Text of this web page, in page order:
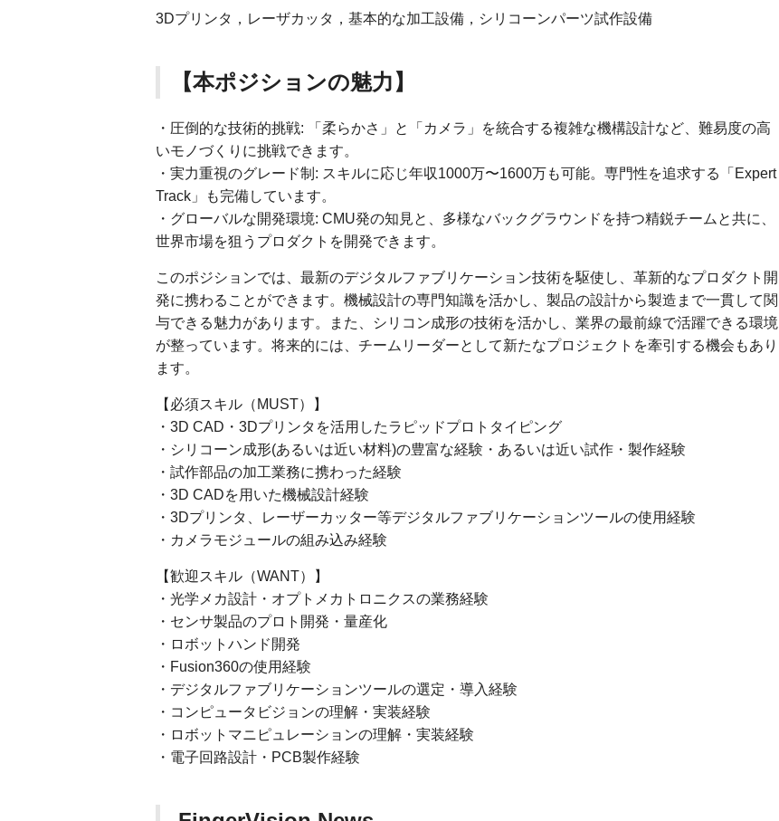
3Dプリンタ，レーザカッタ，基本的な加工設備，シリコーンパーツ試作設備
【本ポジションの魅力】
・圧倒的な技術的挑戦: 「柔らかさ」と「カメラ」を統合する複雑な機構設計など、難易度の高
いモノづくりに挑戦できます。
・実力重視のグレード制: スキルに応じ年収1000万〜1600万も可能。専門性を追求する「Expert
Track」も完備しています。
・グローバルな開発環境: CMU発の知見と、多様なバックグラウンドを持つ精鋭チームと共に、
世界市場を狙うプロダクトを開発できます。
このポジションでは、最新のデジタルファブリケーション技術を駆使し、革新的なプロダクト開
発に携わることができます。機械設計の専門知識を活かし、製品の設計から製造まで一貫して関
与できる魅力があります。また、シリコン成形の技術を活かし、業界の最前線で活躍できる環境
が整っています。将来的には、チームリーダーとして新たなプロジェクトを牽引する機会もあり
ます。
【必須スキル（MUST）】
・3D CAD・3Dプリンタを活用したラピッドプロトタイピング
・シリコーン成形(あるいは近い材料)の豊富な経験・あるいは近い試作・製作経験
・試作部品の加工業務に携わった経験
・3D CADを用いた機械設計経験
・3Dプリンタ、レーザーカッター等デジタルファブリケーションツールの使用経験
・カメラモジュールの組み込み経験
【歓迎スキル（WANT）】
・光学メカ設計・オプトメカトロニクスの業務経験
・センサ製品のプロト開発・量産化
・ロボットハンド開発
・Fusion360の使用経験
・デジタルファブリケーションツールの選定・導入経験
・コンピュータビジョンの理解・実装経験
・ロボットマニピュレーションの理解・実装経験
・電子回路設計・PCB製作経験